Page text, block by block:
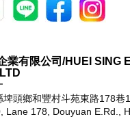
業有限公司/HUEI SING
埤頭鄉和豐村斗苑東路178巷
Lane 178, Douyuan E.Rd.,